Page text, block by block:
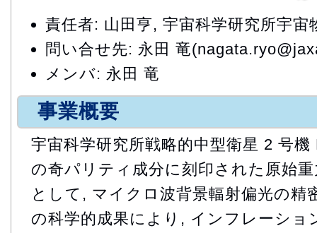
責任者: 山田亨, 宇宙科学研究所宇宙
問い合せ先: 永田 竜
メンバ: 永田 竜
事業概要
宇宙科学研究所戦略的中型衛星 2 号
の奇パリティ成分に刻印された原始
として, マイクロ波背景輻射偏光の精
の科学的成果により, インフレーショ